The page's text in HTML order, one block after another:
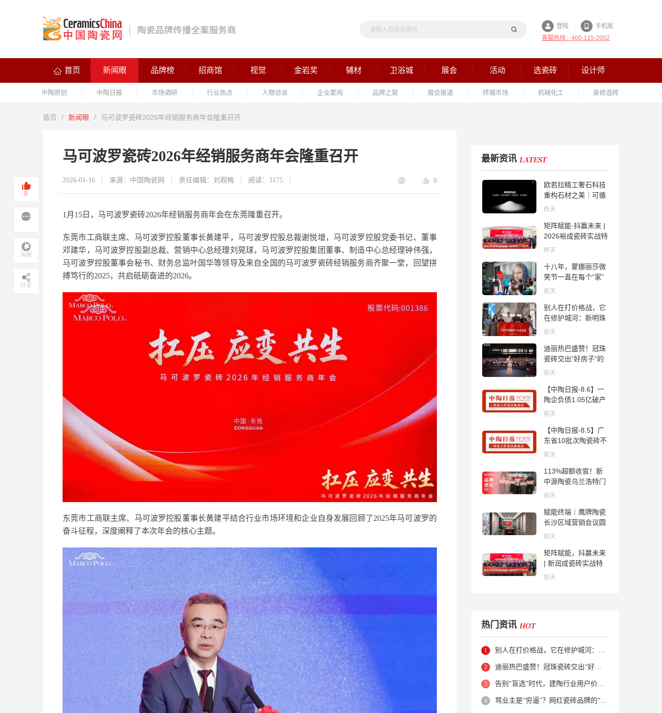
登陆
手机版
客服热线：400-115-2002
首页 新闻眼 品牌榜 招商馆 视觉 金岩奖 辅材 卫浴城 展会 活动 选瓷砖 设计师
中陶原创 中陶日报 市场调研 行业热点 人物访谈 企业要闻 品牌之窗 展会报道 终端市场 机械化工 装修选砖
首页 / 新闻眼 / 马可波罗瓷砖2026年经销服务商年会隆重召开
马可波罗瓷砖2026年经销服务商年会隆重召开
2026-01-16 来源：中国陶瓷网 责任编辑：刘观梅 阅读：3175 0
1月15日，马可波罗瓷砖2026年经销服务商年会在东莞隆重召开。
东莞市工商联主席、马可波罗控股董事长黄建平，马可波罗控股总裁谢悦增，马可波罗控股党委书记、董事
邓建华，马可波罗控股副总裁、营销中心总经理刘晃球，马可波罗控股集团董事、制造中心总经理钟伟强，
马可波罗控股董事会秘书、财务总监叶国华等领导及来自全国的马可波罗瓷砖经销服务商齐聚一堂，回望拼
搏笃行的2025，共启砥砺奋进的2026。
东莞市工商联主席、马可波罗控股董事长黄建平结合行业市场环境和企业自身发展回顾了2025年马可波罗的
奋斗征程，深度阐释了本次年会的核心主题。
最新资讯
欧若拉精工奢石科技
重构石材之美｜可循
环高纯度微晶，重新
昨天
矩阵赋能·抖赢未来 |
2026裕成瓷砖实战特
训营圆满收官
昨天
十八年，蒙娜丽莎微
笑节一直在每个“家”
的故事里
前天
别人在打价格战，它
在修护城河：新明珠
岩板的逆势密码
前天
迪丽热巴盛赞！冠珠
瓷砖交出“好房子”的
标准答卷
前天
【中陶日报-8.6】一
陶企负债1.05亿破产
清算；东鹏拟延长基
开展建陶行业能效领
跑者企业推荐工作
前天
【中陶日报-8.5】广
东省10批次陶瓷砖不
合格；科达购买特福
过；蒙娜丽莎5千万
回购股份；建霖家居
海外产能突破18亿元
前天
113%超额收官！新
中源陶瓷乌兰浩特门
店周年活动圆满落幕
前天
赋能终端︱鹰牌陶瓷
长沙区域营销会议圆
满举行，共探渠道拓
前天
矩阵赋能，抖赢未来
| 新润成瓷砖实战特
训营成功举办，吹响
前天
热门资讯
别人在打价格战，它在修护城河：新明珠岩板的逆势密码
迪丽热巴盛赞！冠珠瓷砖交出“好房子”的标准答卷
告别“盲选”时代，建陶行业用户价值正在被改写！
骂业主是“穷逼”？网红瓷砖品牌的“真实面目”被揭开了！
0
海报
分享